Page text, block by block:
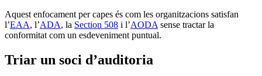
Aquest enfocament per capes és com les organitzacions satisfan
l’EAA, l’ADA, la Section 508 i l’AODA sense tractar la
conformitat com un esdeveniment puntual.
Triar un soci d’auditoria